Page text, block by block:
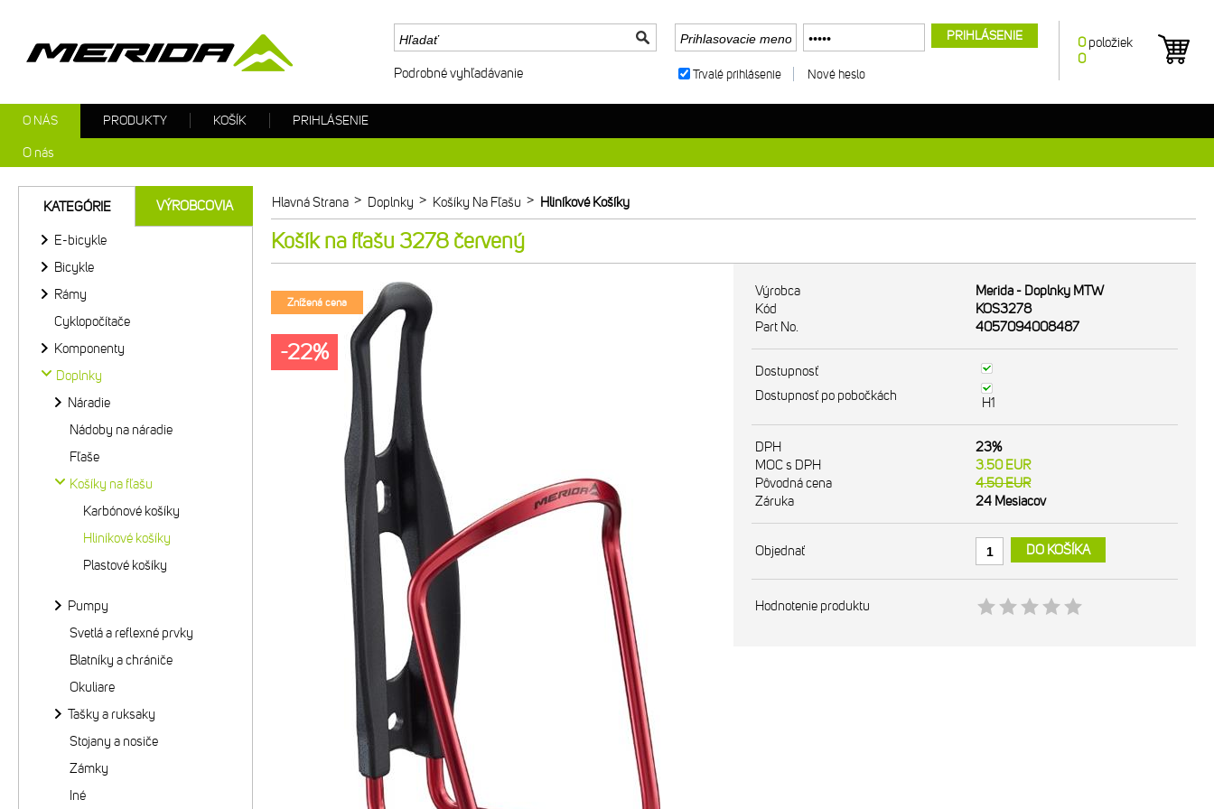
Hlavná Strana > Doplnky > Košíky Na Fľašu > Hliníkové Košíky
Košík na fľašu 3278 červený
Znížená cena
-22%
Výrobca
Merida - Doplnky MTW
Kód
KOS3278
Part No.
4057094008487
Dostupnosť
Dostupnosť po pobočkách
H1
DPH
23%
MOC s DPH
3.50EUR
Pôvodná cena
4.50EUR
Záruka
24 Mesiacov
Objednať DO KOŠÍKA
Hodnotenie produktu
KATEGÓRIE VÝROBCOVIA
E-bicykle
Bicykle
Rámy
Cyklopočítače
Komponenty
Doplnky
Náradie
Nádoby na náradie
Fľaše
Košíky na fľašu
Karbónové košíky
Hliníkové košíky
Plastové košíky
Pumpy
Svetlá a reflexné prvky
Blatníky a chrániče
Okuliare
Tašky a ruksaky
Stojany a nosiče
Zámky
Iné
Podrobné vyhľadávanie
O NÁS
O nás
PRODUKTY KOŠÍK PRIHLÁSENIE
0 položiek
0
PRIHLÁSENIE
Trvalé prihlásenie Nové heslo